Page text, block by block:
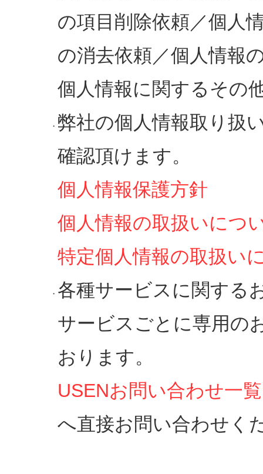
の項目削除依頼／個人
の消去依頼／個人情報
個人情報に関するその
・ 弊社の個人情報取り扱
確認頂けます。
個人情報保護方針
個人情報の取扱いにつ
特定個人情報の取扱い
・ 各種サービスに関する
サービスごとに専用の
おります。
USENお問い合わせ一覧
へ直接お問い合わせく